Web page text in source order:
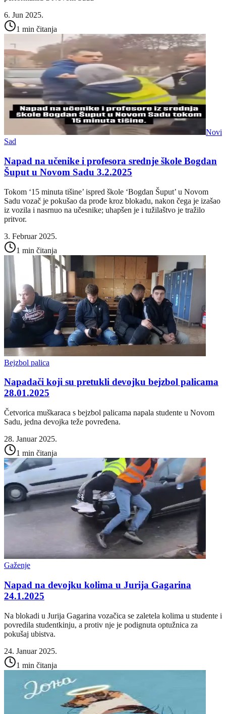
6. Jun 2025.
1 min čitanja
Novi
Sad
Napad na učenike i profesora srednje škole Bogdan
Šuput u Novom Sadu 3.2.2025
Tokom ‘15 minuta tišine’ ispred škole ‘Bogdan Šuput’ u Novom
Sadu vozač je pokušao da prođe kroz blokadu, nakon čega je izašao
iz vozila i nasrnuo na učesnike; uhapšen je i tužilaštvo je tražilo
pritvor.
3. Februar 2025.
1 min čitanja
Bejzbol palica
Napadači koji su pretukli devojku bejzbol palicama
28.01.2025
Četvorica muškaraca s bejzbol palicama napala studente u Novom
Sadu, jedna devojka teže povređena.
28. Januar 2025.
1 min čitanja
Gaženje
Napad na devojku kolima u Jurija Gagarina
24.1.2025
Na blokadi u Jurija Gagarina vozačica se zaletela kolima u studente i
povredila studentkinju, a protiv nje je podignuta optužnica za
pokušaj ubistva.
24. Januar 2025.
1 min čitanja